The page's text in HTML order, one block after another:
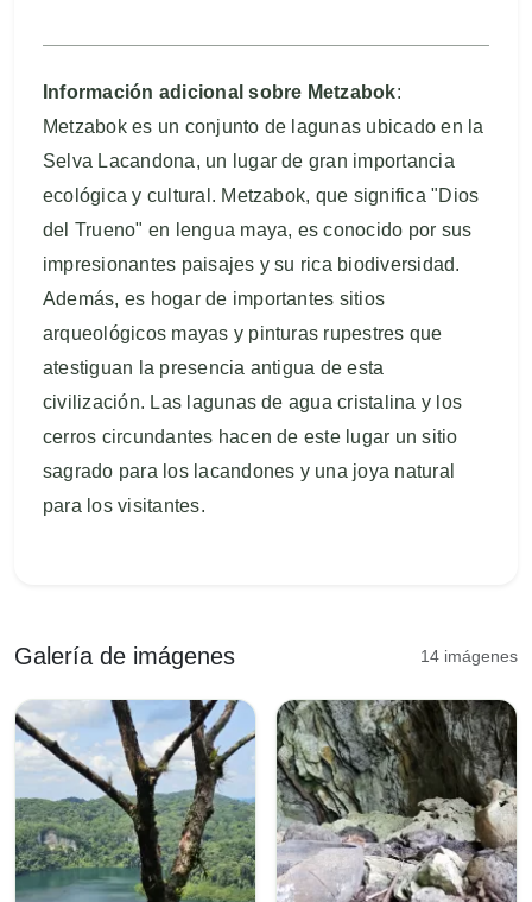
Información adicional sobre Metzabok:
Metzabok es un conjunto de lagunas ubicado en la
Selva Lacandona, un lugar de gran importancia
ecológica y cultural. Metzabok, que significa "Dios
del Trueno" en lengua maya, es conocido por sus
impresionantes paisajes y su rica biodiversidad.
Además, es hogar de importantes sitios
arqueológicos mayas y pinturas rupestres que
atestiguan la presencia antigua de esta
civilización. Las lagunas de agua cristalina y los
cerros circundantes hacen de este lugar un sitio
sagrado para los lacandones y una joya natural
para los visitantes.
Galería de imágenes 14 imágenes